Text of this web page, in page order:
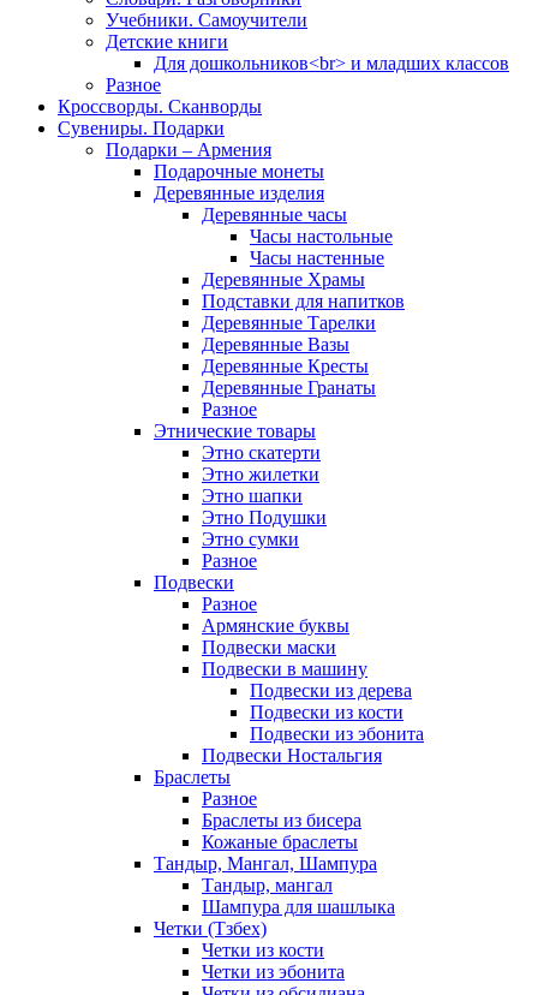
Учебники. Самоучители
Детские книги
Для дошкольников<br> и младших классов
Разное
Кроссворды. Сканворды
Сувениры. Подарки
Подарки – Армения
Подарочные монеты
Деревянные изделия
Деревянные часы
Часы настольные
Часы настенные
Деревянные Храмы
Подставки для напитков
Деревянные Тарелки
Деревянные Вазы
Деревянные Кресты
Деревянные Гранаты
Разное
Этнические товары
Этно скатерти
Этно жилетки
Этно шапки
Этно Подушки
Этно сумки
Разное
Подвески
Разное
Армянские буквы
Подвески маски
Подвески в машину
Подвески из дерева
Подвески из кости
Подвески из эбонита
Подвески Ностальгия
Браслеты
Разное
Браслеты из бисера
Кожаные браслеты
Тандыр, Мангал, Шампура
Тандыр, мангал
Шампура для шашлыка
Четки (Тзбех)
Четки из кости
Четки из эбонита